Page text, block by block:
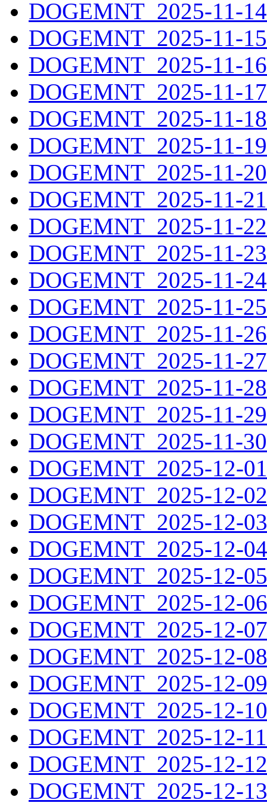
DOGEMNT_2025-11-
DOGEMNT_2025-11-
DOGEMNT_2025-11-
DOGEMNT_2025-11-
DOGEMNT_2025-11-
DOGEMNT_2025-11-
DOGEMNT_2025-11-
DOGEMNT_2025-11-
DOGEMNT_2025-11-
DOGEMNT_2025-11-
DOGEMNT_2025-11-
DOGEMNT_2025-11-
DOGEMNT_2025-11-
DOGEMNT_2025-11-
DOGEMNT_2025-11-
DOGEMNT_2025-11-
DOGEMNT_2025-11-
DOGEMNT_2025-12-
DOGEMNT_2025-12-
DOGEMNT_2025-12-
DOGEMNT_2025-12-
DOGEMNT_2025-12-
DOGEMNT_2025-12-
DOGEMNT_2025-12-
DOGEMNT_2025-12-
DOGEMNT_2025-12-
DOGEMNT_2025-12-
DOGEMNT_2025-12-
DOGEMNT_2025-12-
DOGEMNT_2025-12-